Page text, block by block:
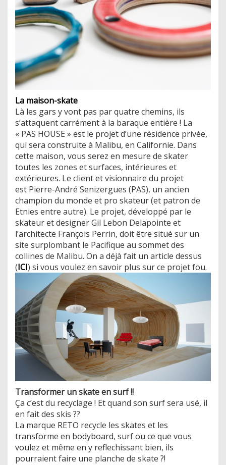
La maison-skate
Là les gars y vont pas par quatre chemins, ils
s’attaquent carrément à la baraque entière ! La
« PAS HOUSE » est le projet d’une résidence privée,
qui sera construite à Malibu, en Californie. Dans
cette maison, vous serez en mesure de skater
toutes les zones et surfaces, intérieures et
extérieures. Le client et visionnaire du projet
est Pierre-André Senizergues (PAS), un ancien
champion du monde et pro skateur (et patron de
Etnies entre autre). Le projet, développé par le
skateur et designer Gil Lebon Delapointe et
l’architecte François Perrin, doit être situé sur un
site surplombant le Pacifique au sommet des
collines de Malibu. On a déjà fait un article dessus
(ICI) si vous voulez en savoir plus sur ce projet fou.
Transformer un skate en surf !!
Ça c’est du recyclage ! Et quand son surf sera usé, il
en fait des skis ??
La marque RETO recycle les skates et les
transforme en bodyboard, surf ou ce que vous
voulez et même en y reflechissant bien, ils
pourraient faire une planche de skate ?!